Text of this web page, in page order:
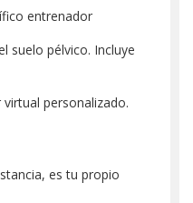
entrenador
suelo pélvico. Incluye
personalizado.
es tu propio